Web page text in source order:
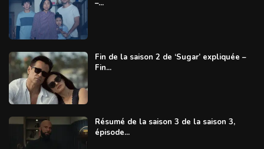
–...
Fin de la saison 2 de ‘Sugar’ expliquée –
Fin...
Résumé de la saison 3 de la saison 3,
épisode...